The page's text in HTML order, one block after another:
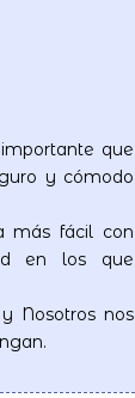
que
y cómodo
más fácil con
en los que
Nosotros nos